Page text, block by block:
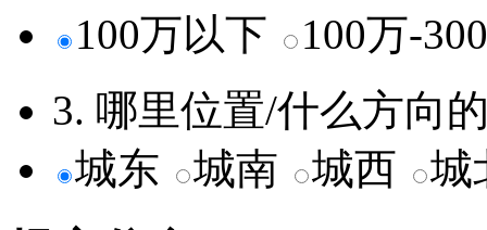
100万以下
100万-
3. 哪里位置/什么方向
城东
城南 城西